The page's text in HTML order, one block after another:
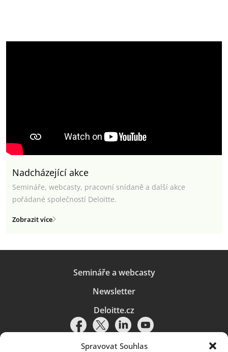
Spravovat Souhlas
Nadcházející akce
Semináře, webcasty, pracovní snídaně a další akce
pořádané společností Deloitte.
Zobrazit více
Semináře a webcasty
Newsletter
Deloitte.cz